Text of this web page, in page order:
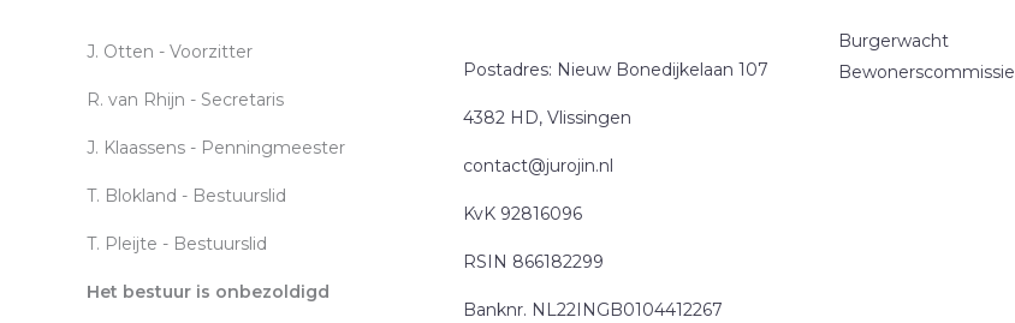
J. Otten - Voorzitter
R. van Rhijn - Secretaris
J. Klaassens - Penningmeester
T. Blokland - Bestuurslid
T. Pleijte - Bestuurslid
Het bestuur is onbezoldigd
Postadres: Nieuw Bonedijkelaan 107
4382 HD, Vlissingen
contact@jurojin.nl
KvK 92816096
RSIN 866182299
Banknr. NL22INGB0104412267
Burgerwacht
Bewonerscommissie